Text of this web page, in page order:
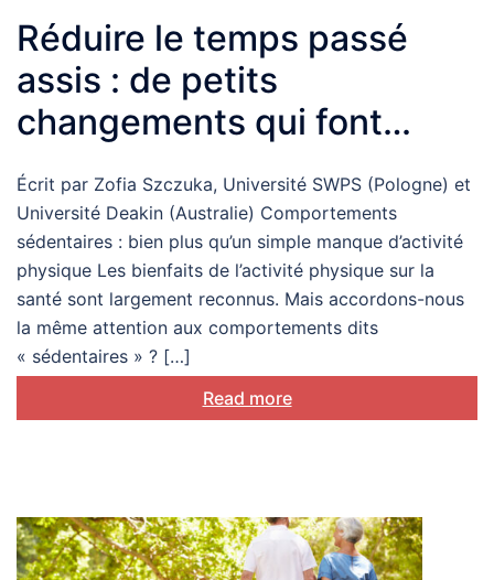
Réduire le temps passé
assis : de petits
changements qui font
toute la différence
Écrit par Zofia Szczuka, Université SWPS (Pologne) et
Université Deakin (Australie) Comportements
sédentaires : bien plus qu’un simple manque d’activité
physique Les bienfaits de l’activité physique sur la
santé sont largement reconnus. Mais accordons-nous
la même attention aux comportements dits
« sédentaires » ? […]
Read more